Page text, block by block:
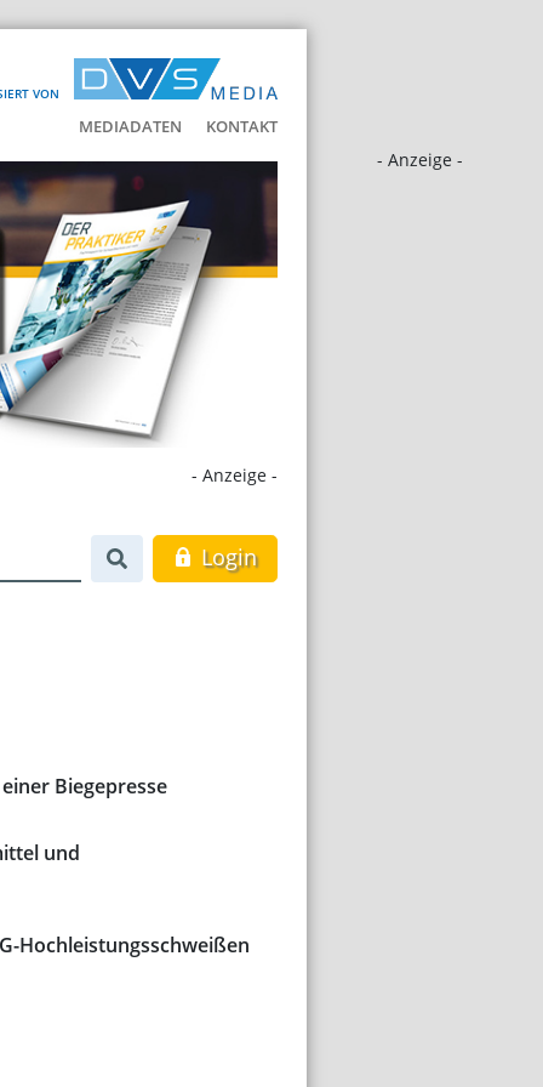
VON
MEDIADATEN KONTAKT
- Anzeige -
- Anzeige -
Login
Biegepresse
und
Hochleistungsschweißen